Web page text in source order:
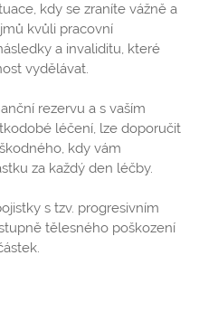
kdy se zraníte vážně a
kvůli pracovní
a invaliditu, které
vydělávat.
rezervu a s vaším
léčení, lze doporučit
kdy vám
za každý den léčby.
s tzv. progresivním
tělesného poškození